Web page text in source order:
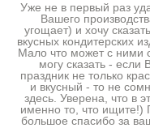
Уже не в первый раз
Вашего
угощает) и хочу
вкусных кондитерских
Мало что может с ними
могу сказать - если
праздник не только
и вкусный - то не
здесь. Уверена, что в
именно то, что ищите!)
большое спасибо за